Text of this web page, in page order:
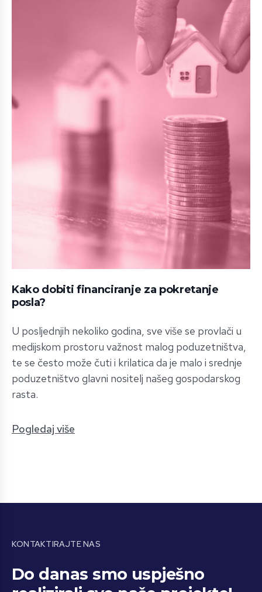
Kako dobiti financiranje za pokretanje
posla?
U posljednjih nekoliko godina, sve više se provlači u
medijskom prostoru važnost malog poduzetništva,
te se često može čuti i krilatica da je malo i srednje
poduzetništvo glavni nositelj našeg gospodarskog
rasta.
Pogledaj više
KONTAKTIRAJTE NAS
Do danas smo uspješno